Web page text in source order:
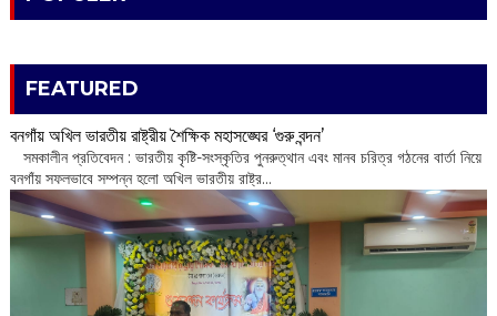
FEATURED
বনগাঁয় অখিল ভারতীয় রাষ্ট্রীয় শৈক্ষিক মহাসঙ্ঘের ‘গুরু বন্দন’
​ সমকালীন প্রতিবেদন : ভারতীয় কৃষ্টি-সংস্কৃতির পুনরুত্থান এবং মানব চরিত্র গঠনের বার্তা নিয়ে
বনগাঁয় সফলভাবে সম্পন্ন হলো অখিল ভারতীয় রাষ্ট্র...